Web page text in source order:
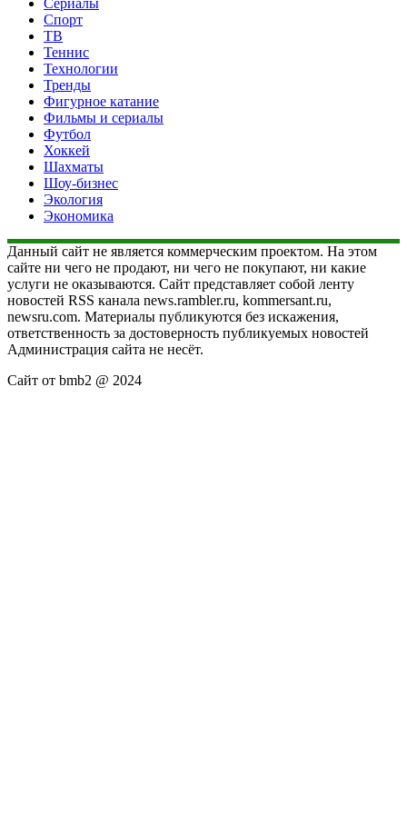
Спорт
ТВ
Теннис
Технологии
Тренды
Фигурное катание
Фильмы и сериалы
Футбол
Хоккей
Шахматы
Шоу-бизнес
Экология
Экономика
Данный сайт не является коммерческим проектом. На этом
сайте ни чего не продают, ни чего не покупают, ни какие
услуги не оказываются. Сайт представляет собой ленту
новостей RSS канала news.rambler.ru, kommersant.ru,
newsru.com. Материалы публикуются без искажения,
ответственность за достоверность публикуемых новостей
Администрация сайта не несёт.
Сайт от bmb2 @ 2024